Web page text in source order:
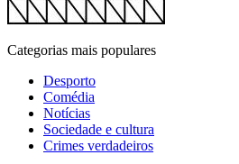
Categorias mais populares
Desporto
Comédia
Notícias
Sociedade e cultura
Crimes verdadeiros